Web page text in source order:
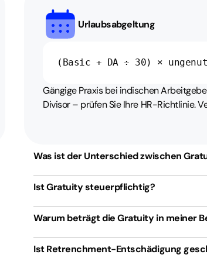
Urlaubsabgeltung
(Basic + DA ÷ 30) ×
Gängige Praxis bei indischen
Divisor – prüfen Sie Ihre HR-Richtlinie.
Was ist der Unterschied zwischen
Ist Gratuity steuerpflichtig?
Warum beträgt die Gratuity in meiner
Ist Retrenchment-Entschädigung